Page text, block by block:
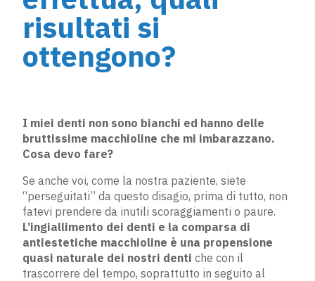
risultati si
ottengono?
I miei denti non sono bianchi ed hanno delle
bruttissime macchioline che mi imbarazzano.
Cosa devo fare?
Se anche voi, come la nostra paziente, siete
“perseguitati” da questo disagio, prima di tutto, non
fatevi prendere da inutili scoraggiamenti o paure.
L’ingiallimento dei denti e la comparsa di
antiestetiche macchioline è una propensione
quasi naturale dei nostri denti che con il
trascorrere del tempo, soprattutto in seguito al